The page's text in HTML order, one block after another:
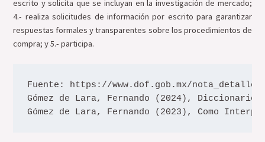
escrito y solicita que se incluyan en la investigación de mercado;
4.- realiza solicitudes de información por escrito para garantizar
respuestas formales y transparentes sobre los procedimientos de
compra; y 5.- participa.
Fuente: https://www.dof.gob.mx/
Gómez de Lara, Fernando (2024),
Gómez de Lara, Fernando (2023), Como